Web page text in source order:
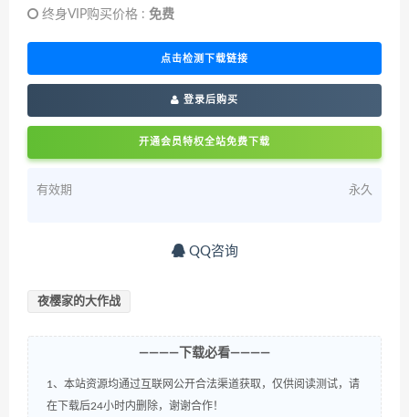
终身VIP购买价格 : 免费
点击检测下载链接
登录后购买
开通会员特权全站免费下载
有效期 永久
QQ咨询
夜樱家的大作战
————下载必看————
1、本站资源均通过互联网公开合法渠道获取，仅供阅读测试，请
在下载后24小时内删除，谢谢合作！